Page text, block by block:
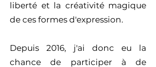
liberté et la créativité magique
de ces formes d'expression.
Depuis 2016, j'ai donc eu la
chance de participer à de